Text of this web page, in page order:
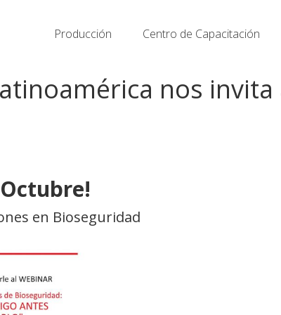
Producción Centro de Capacitación
nos
en Bioseguridad